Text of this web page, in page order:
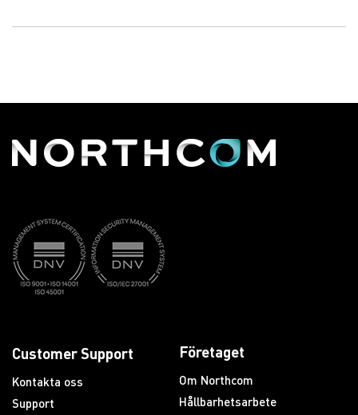
Customer Support
Kontakta oss
Support
Företaget
Om Northcom
Hållbarhetsarbete